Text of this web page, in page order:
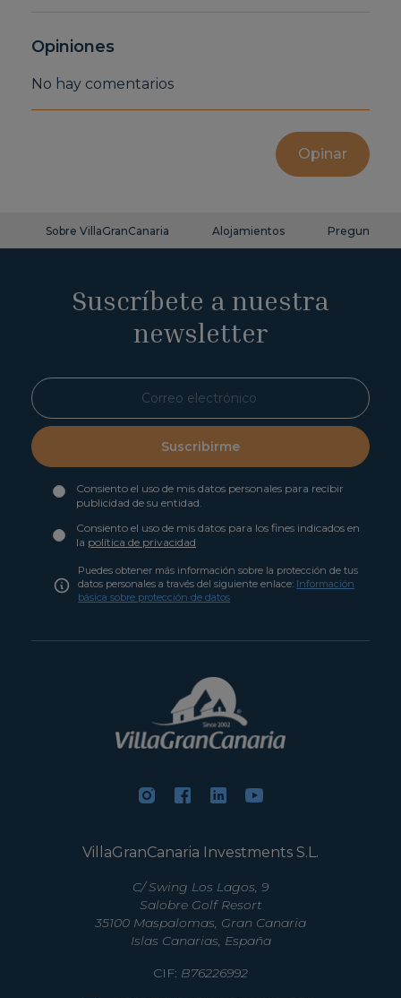
Opiniones
No hay comentarios
Opinar
Sobre VillaGranCanaria Alojamientos Preguntas
Suscríbete a nuestra
newsletter
Suscribirme
Consiento el uso de mis datos personales para recibir
publicidad de su entidad.
Consiento el uso de mis datos para los fines indicados en
la política de privacidad
Puedes obtener más información sobre la protección de tus
datos personales a través del siguiente enlace: Información
básica sobre protección de datos
VillaGranCanaria Investments S.L.
C/ Swing Los Lagos, 9
Salobre Golf Resort
35100 Maspalomas, Gran Canaria
Islas Canarias, España
CIF: B76226992